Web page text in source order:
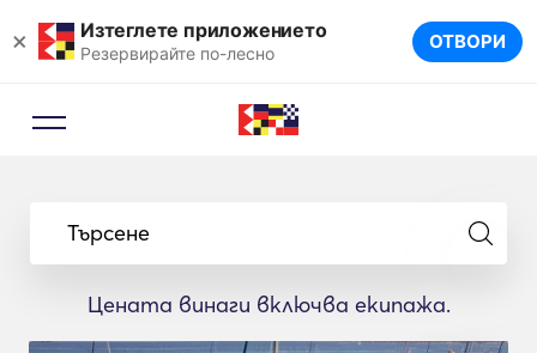
× Изтеглете приложението
Резервирайте по-лесно ОТВОРИ
Търсене
Цената винаги включва екипажа.